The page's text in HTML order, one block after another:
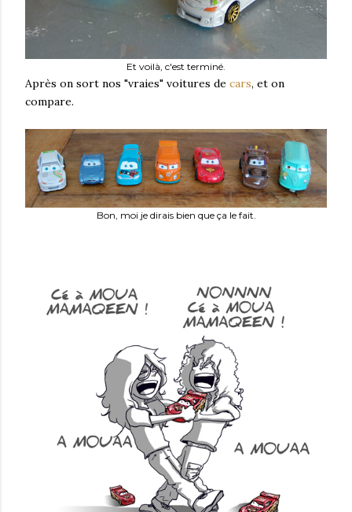
Et voilà, c'est terminé.
Après on sort nos "vraies" voitures de cars, et on
compare.
Bon, moi je dirais bien que ça le fait.